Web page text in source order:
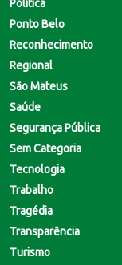
Política
Ponto Belo
Reconhecimento
Regional
São Mateus
Saúde
Segurança Pública
Sem Categoria
Tecnologia
Trabalho
Tragédia
Transparência
Turismo